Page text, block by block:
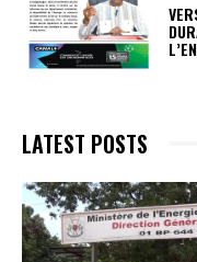
LATEST POSTS